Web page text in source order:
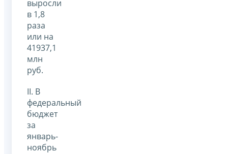
выросли
в 1,8
раза
или на
41937,1
млн
руб.
II. В
федеральный
бюджет
за
январь-
ноябрь